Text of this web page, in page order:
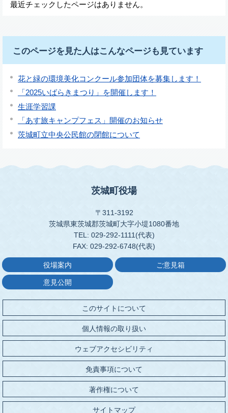
最近チェックしたページはありません。
このページを見た人はこんなページも見ています
花と緑の環境美化コンクール参加団体を募集します！
「2025いばらきまつり」を開催します！
生涯学習課
「あす旅キャンプフェス」開催のお知らせ
茨城町立中央公民館の閉館について
茨城町役場
〒311-3192
茨城県東茨城郡茨城町大字小堤1080番地
TEL: 029-292-1111(代表)
FAX: 029-292-6748(代表)
役場案内 ご意見箱
意見公開
このサイトについて
個人情報の取り扱い
ウェブアクセシビリティ
免責事項について
著作権について
サイトマップ